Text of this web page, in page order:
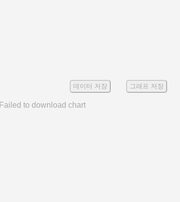
데이터 저장 그래프 저장
Failed to download chart